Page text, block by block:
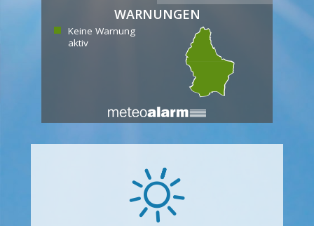
WARNUNGEN
Keine Warnung
aktiv